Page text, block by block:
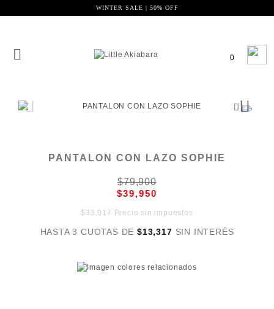
WINTER SALE | 50% OFF
0
PANTALON CON LAZO SOPHIE
$79,900
$39,950
$33,017 Precio sin impuestos
HASTA 3 CUOTAS DE$13,317 SIN INTERÉS